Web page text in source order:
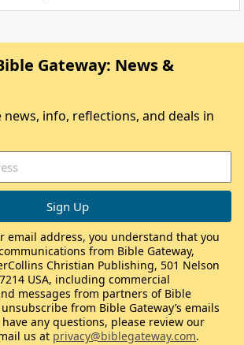
Gateway: News &
news, info, reflections, and deals in
email address, you understand that you
from Bible Gateway,
Christian Publishing, 501 Nelson
USA, including commercial
messages from partners of Bible
from Bible Gateway’s emails
any questions, please review our
us at privacy@biblegateway.com.